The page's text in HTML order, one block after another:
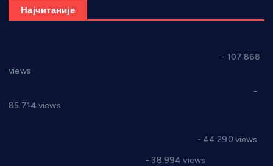
Најчитаније
- 107.868
views
-
85.714 views
- 44.290 views
- 38.994 views